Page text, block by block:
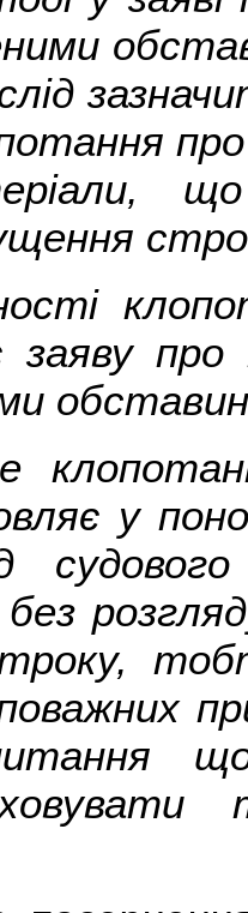
слід
що
про
у